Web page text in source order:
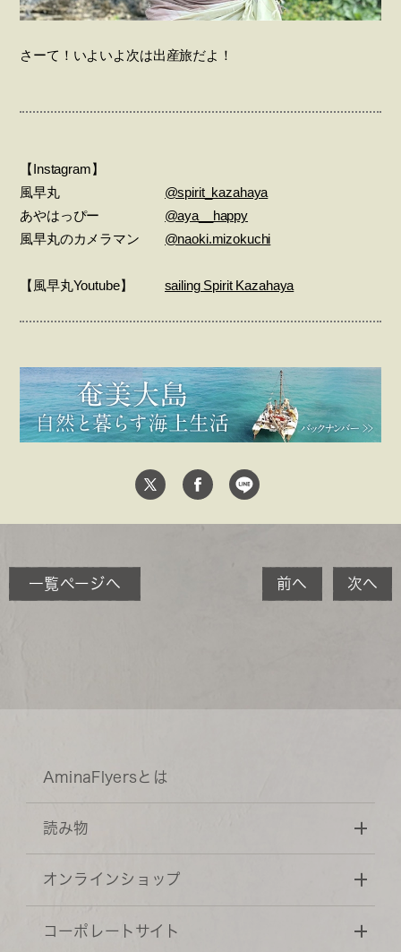
さーて！いよいよ次は出産旅だよ！
【Instagram】
風早丸
@spirit_kazahaya
あやはっぴー
@aya__happy
風早丸のカメラマン
@naoki.mizokuchi
【風早丸Youtube】 sailing Spirit Kazahaya
一覧ページへ 前へ 次へ
AminaFlyersとは
読み物
オンラインショップ
コーポレートサイト